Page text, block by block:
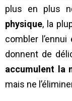
plus en plus
physique, la
combler
donnent de
accumulent la
mais ne